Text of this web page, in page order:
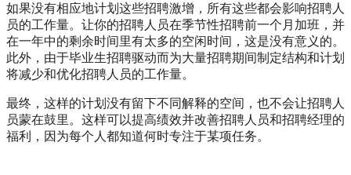
如果没有相应地计划这些招聘激增，所有这些都会影响招聘人
员的工作量。让你的招聘人员在季节性招聘前一个月加班，并
在一年中的剩余时间里有太多的空闲时间，这是没有意义的。
此外，由于毕业生招聘驱动而为大量招聘期间制定结构和计划
将减少和优化招聘人员的工作量。
最终，这样的计划没有留下不同解释的空间，也不会让招聘人
员蒙在鼓里。这样可以提高绩效并改善招聘人员和招聘经理的
福利，因为每个人都知道何时专注于某项任务。